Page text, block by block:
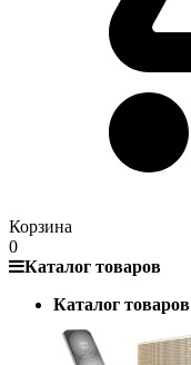
Корзина
0
Каталог товаров
Каталог товаров